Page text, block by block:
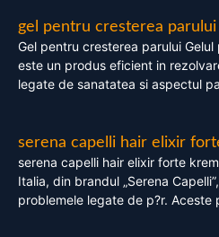
gel pentru cresterea parului
Gel pentru cresterea parului
este un produs eficient in
legate de sanatatea si aspectul
serena capelli hair elixir
serena capelli hair elixir forte
Italia, din brandul „Serena
problemele legate de p?r. Aceste